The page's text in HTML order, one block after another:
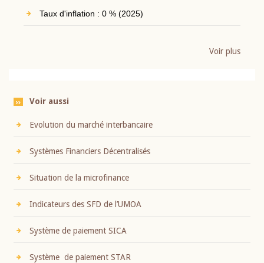
Taux d'inflation : 0 % (2025)
Voir plus
Voir aussi
Evolution du marché interbancaire
Systèmes Financiers Décentralisés
Situation de la microfinance
Indicateurs des SFD de l’UMOA
Système de paiement SICA
Système de paiement STAR